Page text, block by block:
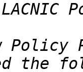
Policy